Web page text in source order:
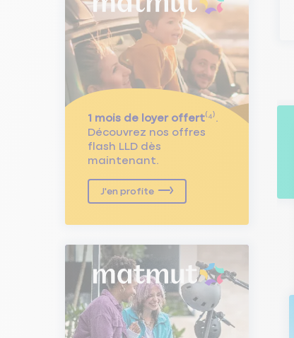
1 mois de loyer offert⁽⁴⁾.
Découvrez nos offres
flash LLD dès
maintenant.
J'en profite